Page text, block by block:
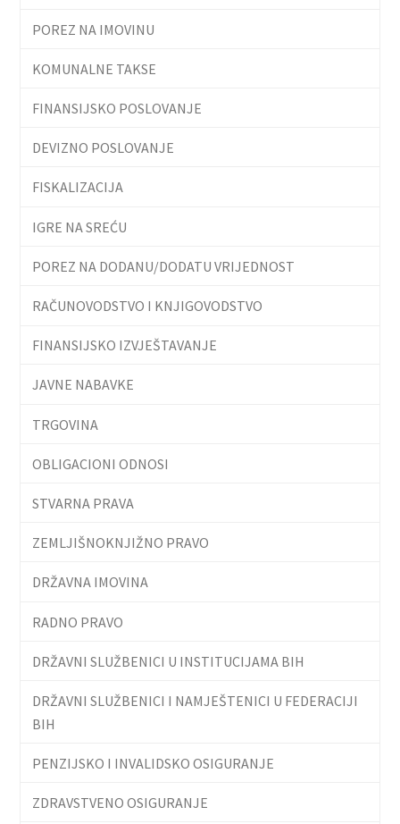
POREZ NA IMOVINU
KOMUNALNE TAKSE
FINANSIJSKO POSLOVANJE
DEVIZNO POSLOVANJE
FISKALIZACIJA
IGRE NA SREĆU
POREZ NA DODANU/DODATU VRIJEDNOST
RAČUNOVODSTVO I KNJIGOVODSTVO
FINANSIJSKO IZVJEŠTAVANJE
JAVNE NABAVKE
TRGOVINA
OBLIGACIONI ODNOSI
STVARNA PRAVA
ZEMLJIŠNOKNJIŽNO PRAVO
DRŽAVNA IMOVINA
RADNO PRAVO
DRŽAVNI SLUŽBENICI U INSTITUCIJAMA BIH
DRŽAVNI SLUŽBENICI I NAMJEŠTENICI U FEDERACIJI
BIH
PENZIJSKO I INVALIDSKO OSIGURANJE
ZDRAVSTVENO OSIGURANJE